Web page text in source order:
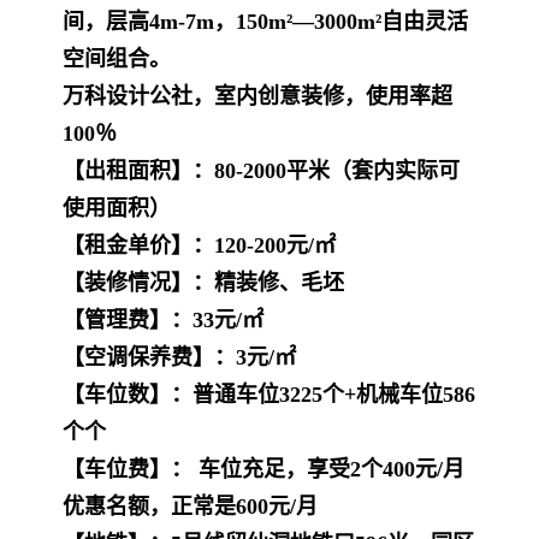
间，层高4m-7m，150m²—3000m²自由灵活
空间组合。
万科设计公社，室内创意装修，使用率超
100％
【出租面积】：80-2000平米（套内实际可
使用面积）
【租金单价】：120-200元/㎡
【装修情况】：精装修、毛坯
【管理费】：33元/㎡
【空调保养费】：3元/㎡
【车位数】
：普通车位3225个+机械车位586
个个
【车位费】： 车位充足，享受2个400元/月
优惠名额，正常是600元/月